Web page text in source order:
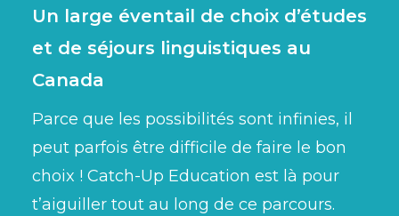
Un large éventail de choix d’études
et de séjours linguistiques au
Canada
Parce que les possibilités sont infinies, il
peut parfois être difficile de faire le bon
choix ! Catch-Up Education est là pour
t’aiguiller tout au long de ce parcours.